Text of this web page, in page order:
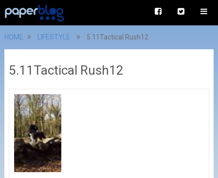
HOME LIFESTYLE 5.11Tactical Rush12
5.11Tactical Rush12